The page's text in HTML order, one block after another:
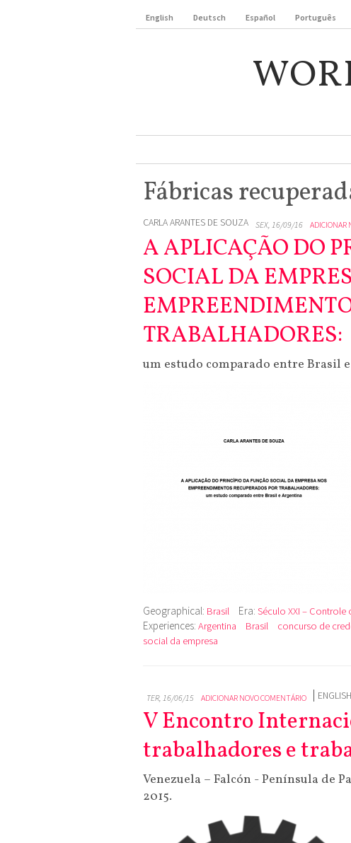
English Deutsch Español Português
Fábricas
CARLA ARANTES DE SOUZA SEX, 16/09/16 ADICIONAR
A APLICAÇÃO DO
SOCIAL DA
TRABALHADORES:
um estudo comparado entre Brasil
Geographical: Brasil Era: Século XXI –
Experiences: Argentina Brasil concurso de
social da empresa
TER, 16/06/15 ADICIONAR NOVO COMENTÁRIO ENGLISH
V Encontro
trabalhadores e
Venezuela – Falcón - Península de
2015.